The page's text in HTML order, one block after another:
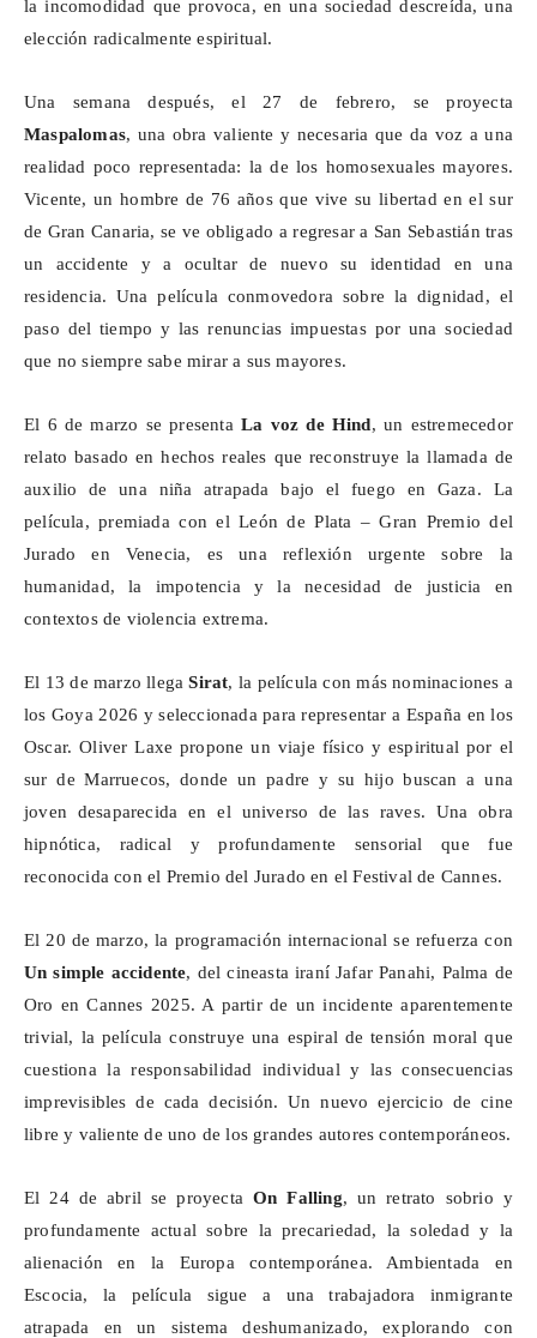
la incomodidad que provoca, en una sociedad descreída, una
elección radicalmente espiritual.
Una semana después, el 27 de febrero, se proyecta
Maspalomas, una obra valiente y necesaria que da voz a una
realidad poco representada: la de los homosexuales mayores.
Vicente, un hombre de 76 años que vive su libertad en el sur
de Gran Canaria, se ve obligado a regresar a San Sebastián tras
un accidente y a ocultar de nuevo su identidad en una
residencia. Una película conmovedora sobre la dignidad, el
paso del tiempo y las renuncias impuestas por una sociedad
que no siempre sabe mirar a sus mayores.
El 6 de marzo se presenta La voz de Hind, un estremecedor
relato basado en hechos reales que reconstruye la llamada de
auxilio de una niña atrapada bajo el fuego en Gaza. La
película, premiada con el León de Plata – Gran Premio del
Jurado en Venecia, es una reflexión urgente sobre la
humanidad, la impotencia y la necesidad de justicia en
contextos de violencia extrema.
El 13 de marzo llegaSirat, la película con más nominaciones a
los Goya 2026 y seleccionada para representar a España en los
Oscar. Oliver Laxe propone un viaje físico y espiritual por el
sur de Marruecos, donde un padre y su hijo buscan a una
joven desaparecida en el universo de las raves. Una obra
hipnótica, radical y profundamente sensorial que fue
reconocida con el Premio del Jurado en el Festival de Cannes.
El 20 de marzo, la programación internacional se refuerza con
Un simple accidente, del cineasta iraní Jafar Panahi, Palma de
Oro en Cannes 2025. A partir de un incidente aparentemente
trivial, la película construye una espiral de tensión moral que
cuestiona la responsabilidad individual y las consecuencias
imprevisibles de cada decisión. Un nuevo ejercicio de cine
libre y valiente de uno de los grandes autores contemporáneos.
El 24 de abril se proyecta On Falling, un retrato sobrio y
profundamente actual sobre la precariedad, la soledad y la
alienación en la Europa contemporánea. Ambientada en
Escocia, la película sigue a una trabajadora inmigrante
atrapada en un sistema deshumanizado, explorando con